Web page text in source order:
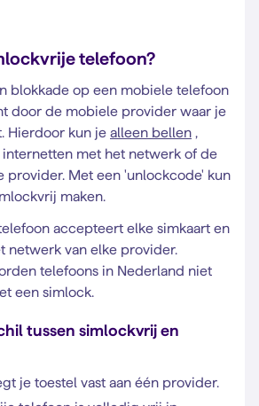
telefoon?
blokkade op een mobiele telefoon
door de mobiele provider waar je
Hierdoor kun je alleen bellen ,
internetten met het netwerk of de
provider. Met een 'unlockcode' kun
maken.
accepteert elke simkaart en
netwerk van elke provider.
telefoons in Nederland niet
een simlock.
tussen simlockvrij en
je toestel vast aan één provider.